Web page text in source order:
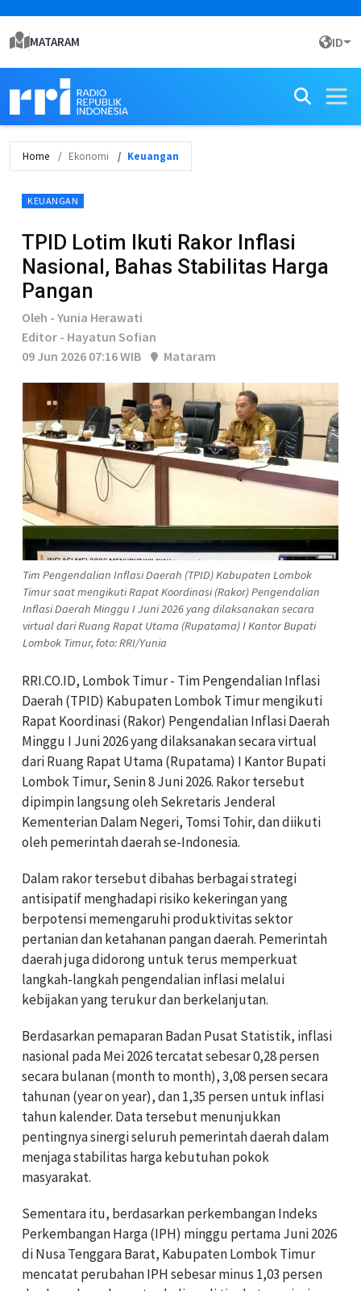
MATARAM ID
Home Ekonomi Keuangan
KEUANGAN
TPID Lotim Ikuti Rakor Inflasi
Nasional, Bahas Stabilitas Harga
Pangan
Oleh - Yunia Herawati
Editor - Hayatun Sofian
09 Jun 2026 07:16 WIB
Mataram
Tim Pengendalian Inflasi Daerah (TPID) Kabupaten Lombok
Timur saat mengikuti Rapat Koordinasi (Rakor) Pengendalian
Inflasi Daerah Minggu I Juni 2026 yang dilaksanakan secara
virtual dari Ruang Rapat Utama (Rupatama) I Kantor Bupati
Lombok Timur, foto: RRI/Yunia
RRI.CO.ID, Lombok Timur - Tim Pengendalian Inflasi
Daerah (TPID) Kabupaten Lombok Timur mengikuti
Rapat Koordinasi (Rakor) Pengendalian Inflasi Daerah
Minggu I Juni 2026 yang dilaksanakan secara virtual
dari Ruang Rapat Utama (Rupatama) I Kantor Bupati
Lombok Timur, Senin 8 Juni 2026. Rakor tersebut
dipimpin langsung oleh Sekretaris Jenderal
Kementerian Dalam Negeri, Tomsi Tohir, dan diikuti
oleh pemerintah daerah se-Indonesia.
Dalam rakor tersebut dibahas berbagai strategi
antisipatif menghadapi risiko kekeringan yang
berpotensi memengaruhi produktivitas sektor
pertanian dan ketahanan pangan daerah. Pemerintah
daerah juga didorong untuk terus memperkuat
langkah-langkah pengendalian inflasi melalui
kebijakan yang terukur dan berkelanjutan.
Berdasarkan pemaparan Badan Pusat Statistik, inflasi
nasional pada Mei 2026 tercatat sebesar 0,28 persen
secara bulanan (month to month), 3,08 persen secara
tahunan (year on year), dan 1,35 persen untuk inflasi
tahun kalender. Data tersebut menunjukkan
pentingnya sinergi seluruh pemerintah daerah dalam
menjaga stabilitas harga kebutuhan pokok
masyarakat.
Sementara itu, berdasarkan perkembangan Indeks
Perkembangan Harga (IPH) minggu pertama Juni 2026
di Nusa Tenggara Barat, Kabupaten Lombok Timur
mencatat perubahan IPH sebesar minus 1,03 persen